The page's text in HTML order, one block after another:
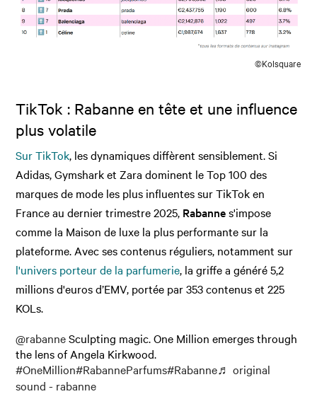
©Kolsquare
TikTok : Rabanne en tête et une influence
plus volatile
Sur TikTok, les dynamiques diffèrent sensiblement. Si
Adidas, Gymshark et Zara dominent le Top 100 des
marques de mode les plus influentes sur TikTok en
France au dernier trimestre 2025, Rabannes'impose
comme la Maison de luxe la plus performante sur la
plateforme. Avec ses contenus réguliers, notamment sur
l'univers porteur de la parfumerie, la griffe a généré 5,2
millions d'euros d’EMV, portée par 353 contenus et 225
KOLs.
@rabanneSculpting magic. One Million emerges through
the lens of Angela Kirkwood.
#OneMillion#RabanneParfums#Rabanne♬ original
sound - rabanne